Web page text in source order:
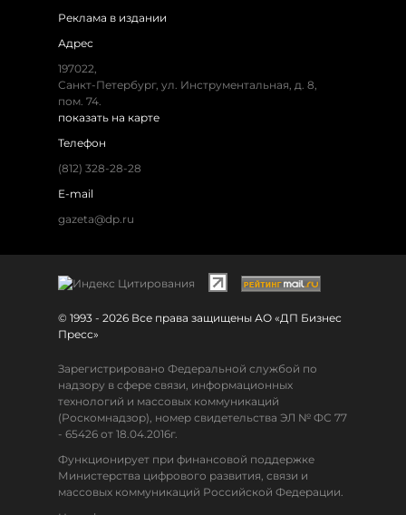
Реклама в издании
Адрес
197022,
Санкт-Петербург, ул. Инструментальная, д. 8,
пом. 74.
показать на карте
Телефон
(812) 328-28-28
E-mail
gazeta@dp.ru
© 1993 - 2026 Все права защищены АО «ДП Бизнес
Пресс»
Зарегистрировано Федеральной службой по
надзору в сфере связи, информационных
технологий и массовых коммуникаций
(Роскомнадзор), номер свидетельства ЭЛ № ФС 77
- 65426 от 18.04.2016г.
Функционирует при финансовой поддержке
Министерства цифрового развития, связи и
массовых коммуникаций Российской Федерации.